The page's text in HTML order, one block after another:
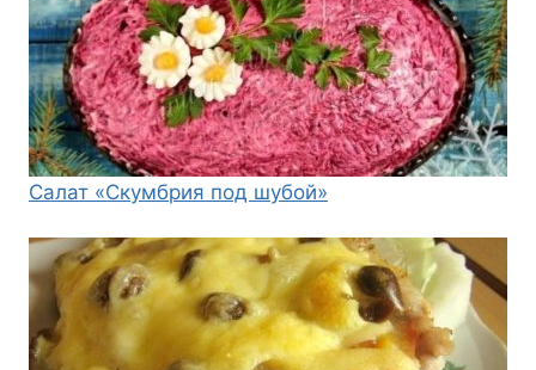
Салат «Скумбрия под шубой»